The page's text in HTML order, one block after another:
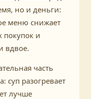
но и деньги:
меню снижает
покупок и
вдвое.
часть
суп разогревает
лучше